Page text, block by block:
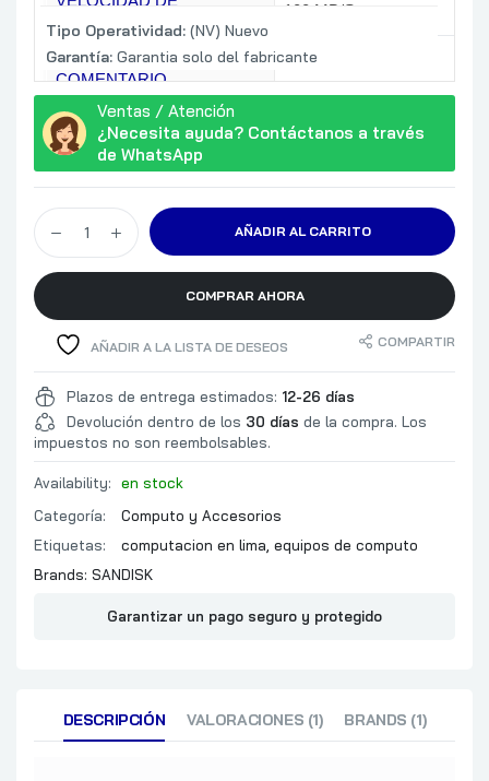
100 MB/S
COMPATIBLE CON
COMENTARIO
Tipo Operatividad: (NV) Nuevo
Garantía: Garantia solo del fabricante
Ventas / Atención
¿Necesita ayuda? Contáctanos a través
de WhatsApp
AÑADIR AL CARRITO
COMPRAR AHORA
AÑADIR A LA LISTA DE DESEOS COMPARTIR
Plazos de entrega estimados: 12-26 días
Devolución dentro de los 30 días de la compra. Los
impuestos no son reembolsables.
Availability:
en stock
Categoría:
Computo y Accesorios
Etiquetas:
computacion en lima equipos de computo
Brands: SANDISK
Garantizar un pago seguro y protegido
DESCRIPCIÓN VALORACIONES (1) BRANDS (1)